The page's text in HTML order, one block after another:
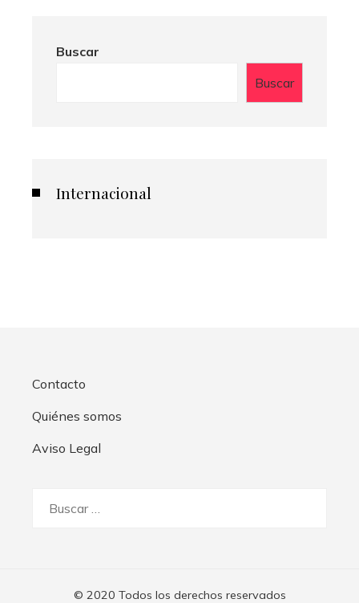
Buscar
Buscar
Internacional
Contacto
Quiénes somos
Aviso Legal
© 2020 Todos los derechos reservados